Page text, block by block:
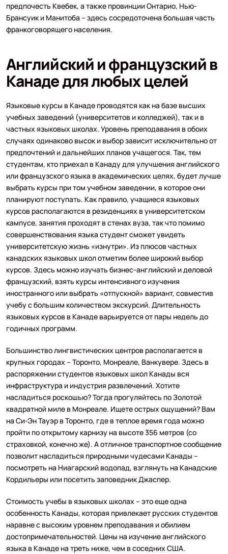
предпочесть Квебек, а также провинции Онтарио, Нью-
Брансуик и Манитоба – здесь сосредоточена большая часть
франкоговорящего населения.
Английский и французский в
Канаде для любых целей
Языковые курсы в Канаде проводятся как на базе высших
учебных заведений (университетов и колледжей), так и в
частных языковых школах. Уровень преподавания в обоих
случаях одинаково высок и выбор зависит исключительно от
предпочтений и дальнейших планов учащегося. Так, тем
студентам, кто приехал в Канаду для улучшения английского
или французского языка в академических целях, будет лучше
выбрать курсы при том учебном заведении, в которое они
планируют поступать. Как правило, учащиеся языковых
курсов располагаются в резиденциях в университетском
кампусе, занятия проходят в стенах вуза, так что помимо
совершенствования языка студент сможет увидеть
университетскую жизнь «изнутри». Из плюсов частных
канадских языковых школ отметим более широкий выбор
курсов. Здесь можно изучать бизнес-английский и деловой
французский, взять курсы интенсивного изучения
иностранного или выбрать «отпускной» вариант, совместив
учебу с большим количеством экскурсий. Длительность
языковых курсов в Канаде варьируется от пары недель до
годичных программ.
Большинство лингвистических центров располагается в
крупных городах – Торонто, Монреале, Ванкувере. Здесь в
распоряжении студентов языковых школ Канады вся
инфраструктура и индустрия развлечений. Хотите
насладиться роскошью? Тогда прогуляйтесь по Золотой
квадратной миле в Монреале. Ищете острых ощущений? Вам
на Си-Эн Тауэр в Торонто, где в теплое время года можно
пройти по открытому карнизу на высоте 356 метров (со
страховкой, конечно же). А отличное транспортное сообщение
позволит насладиться природными чудесами Канады –
посмотреть на Ниагарский водопад, взглянуть на Канадские
Кордильеры или посетить заповедник Джаспер.
Стоимость учебы в языковых школах – это еще одна
особенность Канады, которая привлекает русских студентов
наравне с высоким уровнем преподавания и обилием
достопримечательностей. Цены на изучение английского
языка в Канаде на треть ниже, чем в соседних США.